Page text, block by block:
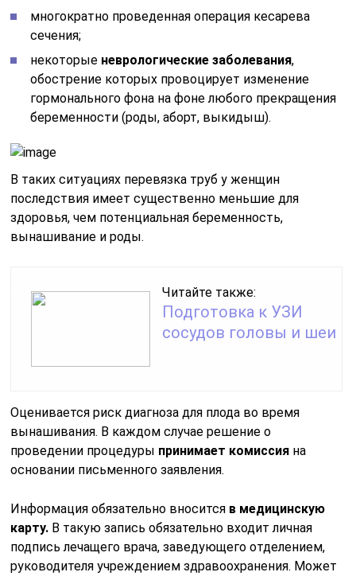
многократно проведенная операция кесарева
сечения;
некоторые неврологические заболевания,
обострение которых провоцирует изменение
гормонального фона на фоне любого прекращения
беременности (роды, аборт, выкидыш).
В таких ситуациях перевязка труб у женщин
последствия имеет существенно меньшие для
здоровья, чем потенциальная беременность,
вынашивание и роды.
Читайте также:
Подготовка к УЗИ
сосудов головы и шеи
Оценивается риск диагноза для плода во время
вынашивания. В каждом случае решение о
проведении процедуры принимает комиссия на
основании письменного заявления.
Информация обязательно вносится в медицинскую
карту. В такую запись обязательно входит личная
подпись лечащего врача, заведующего отделением,
руководителя учреждением здравоохранения. Может